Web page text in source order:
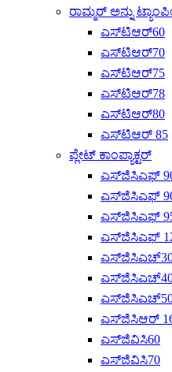
ರಾಮ್ಮರ್ ಅನ್ನು
ಎಸ್‌ಟಿಆರ್60
ಎಸ್‌ಟಿಆರ್70
ಎಸ್‌ಟಿಆರ್75
ಎಸ್‌ಟಿಆರ್78
ಎಸ್‌ಟಿಆರ್80
ಎಸ್‌ಟಿಆರ್ 85
ಪ್ಲೇಟ್ ಕಾಂಪ್ಯಾಕ್ಟರ್
ಎಸ್‌ಜಿಸಿಎಫ್
ಎಸ್‌ಜಿಸಿಎಫ್ 90
ಎಸ್‌ಜಿಸಿಎಫ್
ಎಸ್‌ಜಿಸಿಎಫ್
ಎಸ್‌ಜಿಸಿಆರ್
ಎಸ್‌ಜಿವಿಸಿ60
ಎಸ್‌ಜಿವಿಸಿ70